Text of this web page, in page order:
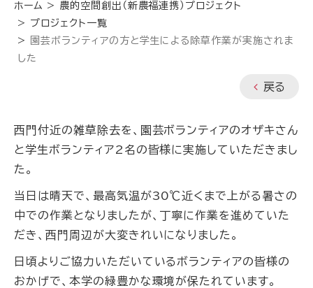
ホーム
農的空間創出（新農福連携）プロジェクト
プロジェクト一覧
園芸ボランティアの方と学生による除草作業が実施されま
した
戻る
西門付近の雑草除去を、園芸ボランティアのオザキさん
と学生ボランティア2名の皆様に実施していただきまし
た。
当日は晴天で、最高気温が30℃近くまで上がる暑さの
中での作業となりましたが、丁寧に作業を進めていた
だき、西門周辺が大変きれいになりました。
日頃よりご協力いただいているボランティアの皆様の
おかげで、本学の緑豊かな環境が保たれています。